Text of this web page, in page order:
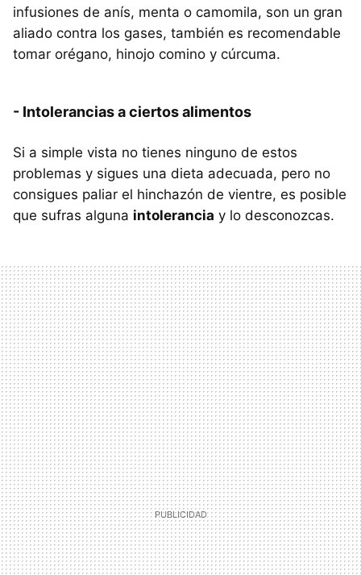
infusiones de anís, menta o camomila, son un gran
aliado contra los gases, también es recomendable
tomar orégano, hinojo comino y cúrcuma.
- Intolerancias a ciertos alimentos
Si a simple vista no tienes ninguno de estos
problemas y sigues una dieta adecuada, pero no
consigues paliar el hinchazón de vientre, es posible
que sufras alguna intolerancia y lo desconozcas.